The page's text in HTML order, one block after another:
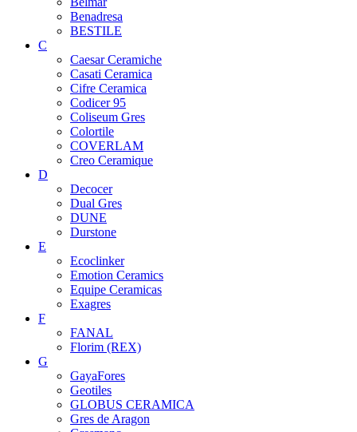
Benadresa
BESTILE
C
Caesar Ceramiche
Casati Ceramica
Cifre Ceramica
Codicer 95
Coliseum Gres
Colortile
COVERLAM
Creo Ceramique
D
Decocer
Dual Gres
DUNE
Durstone
E
Ecoclinker
Emotion Ceramics
Equipe Ceramicas
Exagres
F
FANAL
Florim (REX)
G
GayaFores
Geotiles
GLOBUS CERAMICA
Gres de Aragon